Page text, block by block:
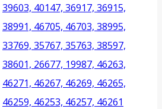
39603, 40147, 36917, 36915,
38991, 46705, 46703, 38995,
33769, 35767, 35763, 38597,
38601, 26677, 19987, 46263,
46271, 46267, 46269, 46265,
46259, 46253, 46257, 46261